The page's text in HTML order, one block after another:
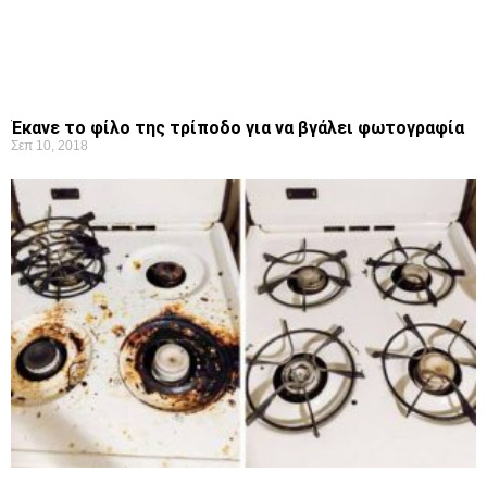
Έκανε το φίλο της τρίποδο για να βγάλει φωτογραφία
Σεπ 10, 2018